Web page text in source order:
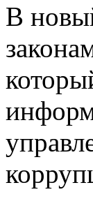
В